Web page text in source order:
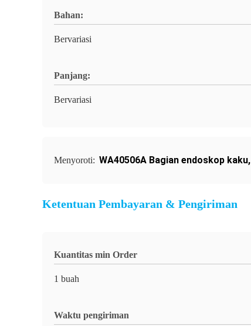
Bahan:
Bervariasi
Panjang:
Bervariasi
Menyoroti: WA40506A Bagian endoskop kaku,
Ketentuan Pembayaran & Pengiriman
Kuantitas min Order
1 buah
Waktu pengiriman